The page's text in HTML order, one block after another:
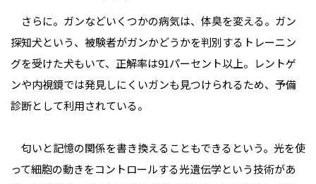
さらに。ガンなどいくつかの病気は、体臭を変える。ガン
探知犬という、被験者がガンかどうかを判別するトレーニン
グを受けた犬もいて、正解率は91パーセント以上。レントゲ
ンや内視鏡では発見しにくいガンも見つけられるため、予備
診断として利用されている。
匂いと記憶の関係を書き換えることもできるという。光を使
って細胞の動きをコントロールする光遺伝学という技術があ